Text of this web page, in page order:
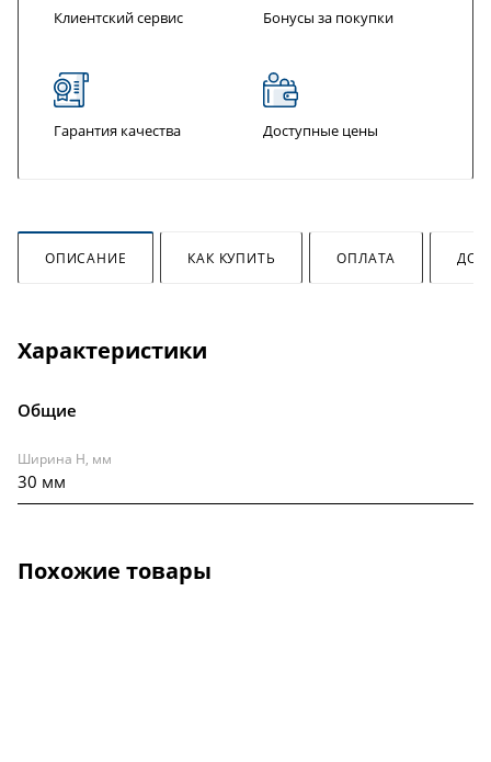
Клиентский сервис Бонусы за покупки
Гарантия качества Доступные цены
ОПИСАНИЕ КАК КУПИТЬ ОПЛАТА
Характеристики
Общие
Ширина H, мм
30 мм
Похожие товары